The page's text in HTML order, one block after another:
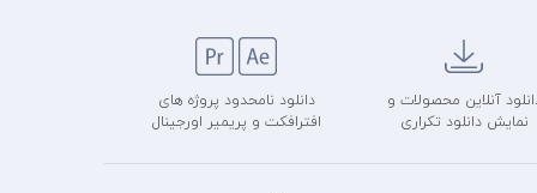
آنلاین محصولات و
نمایش دانلود تکراری
دانلود نامحدود پروژه های
افترافکت و پریمیر اورجینال